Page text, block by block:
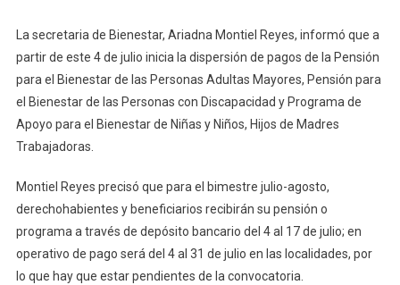
De
Pago
De
Pensiones
Y
Bimestre
Julio-
Agosto
La secretaria de Bienestar, Ariadna Montiel Reyes, informó que a
partir de este 4 de julio inicia la dispersión de pagos de la Pensión
para el Bienestar de las Personas Adultas Mayores, Pensión para
el Bienestar de las Personas con Discapacidad y Programa de
Apoyo para el Bienestar de Niñas y Niños, Hijos de Madres
Trabajadoras.
Montiel Reyes precisó que para el bimestre julio-agosto,
derechohabientes y beneficiarios recibirán su pensión o
programa a través de depósito bancario del 4 al 17 de julio; en
operativo de pago será del 4 al 31 de julio en las localidades, por
lo que hay que estar pendientes de la convocatoria.